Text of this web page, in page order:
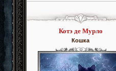
Котэ де Мурло
Кошка